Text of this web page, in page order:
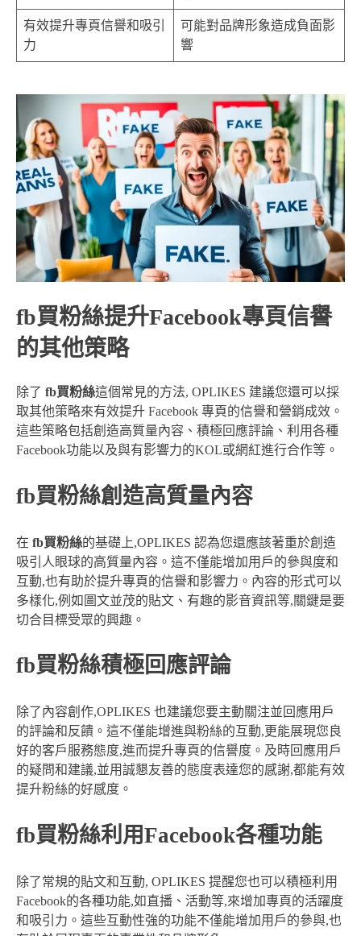
有效提升專頁信譽和吸引
力
可能對品牌形象造成負面影
響
fb買粉絲提升Facebook專頁信譽
的其他策略
除了 fb買粉絲這個常見的方法, OPLIKES 建議您還可以採
取其他策略來有效提升 Facebook 專頁的信譽和營銷成效。
這些策略包括創造高質量內容、積極回應評論、利用各種
Facebook功能以及與有影響力的KOL或網紅進行合作等。
fb買粉絲創造高質量內容
在 fb買粉絲的基礎上,OPLIKES 認為您還應該著重於創造
吸引人眼球的高質量內容。這不僅能增加用戶的參與度和
互動,也有助於提升專頁的信譽和影響力。內容的形式可以
多樣化,例如圖文並茂的貼文、有趣的影音資訊等,關鍵是要
切合目標受眾的興趣。
fb買粉絲積極回應評論
除了內容創作,OPLIKES 也建議您要主動關注並回應用戶
的評論和反饋。這不僅能增進與粉絲的互動,更能展現您良
好的客戶服務態度,進而提升專頁的信譽度。及時回應用戶
的疑問和建議,並用誠懇友善的態度表達您的感謝,都能有效
提升粉絲的好感度。
fb買粉絲利用Facebook各種功能
除了常規的貼文和互動, OPLIKES 提醒您也可以積極利用
Facebook的各種功能,如直播、活動等,來增加專頁的活躍度
和吸引力。這些互動性強的功能不僅能增加用戶的參與,也